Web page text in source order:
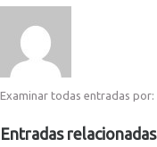
Examinar todas entradas por:
Entradas relacionadas